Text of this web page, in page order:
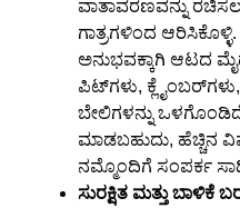
ವಾತಾವರಣವನ್ನು
ಗಾತ್ರಗಳಿಂದ
ಅನುಭವಕ್ಕಾಗಿ ಆಟದ
ಪಿಟ್‌ಗಳು, ಕ್ಲೈಂಬರ್‌ಗಳು,
ಬೇಲಿಗಳನ್ನು ಒಳಗೊಂಡಿದೆ.
ಮಾಡಬಹುದು, ಹೆಚ್ಚಿನ
ನಮ್ಮೊಂದಿಗೆ ಸಂಪರ್ಕ
ಸುರಕ್ಷಿತ ಮತ್ತು ಬಾಳಿಕೆ